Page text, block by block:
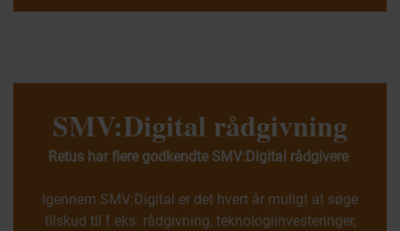
SMV:Digital rådgivning
Retus har flere godkendte SMV:Digital rådgivere
Igennem SMV:Digital er det hvert år muligt at søge
tilskud til f.eks. rådgivning, teknologiinvesteringer,